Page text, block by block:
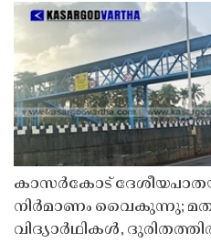
കാസർകോട്
നിർമാണം വൈകുന്നു;
വിദ്യാർഥികൾ,